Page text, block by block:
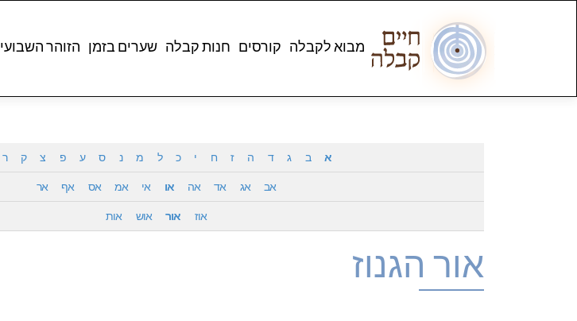
מבוא לקבלה קורסים חנות קבלה שערים בזמן הזוהר השבועי
א ב ג ד ה ז ח י כ ל מ נ ס ע פ צ ק ר
אב אג אד אה או אי אמ אס אף אר
אוז אור אוש אות
אור הגנוז